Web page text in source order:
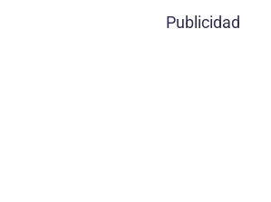
Publicidad